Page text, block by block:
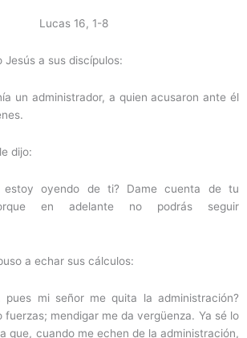
Jesús a sus discípulos:
un administrador, a quien acusaron ante él
dijo:
estoy oyendo de ti? Dame cuenta de tu
en adelante no podrás seguir
a echar sus cálculos:
pues mi señor me quita la administración?
mendigar me da vergüenza. Ya sé lo
que, cuando me echen de la administración,